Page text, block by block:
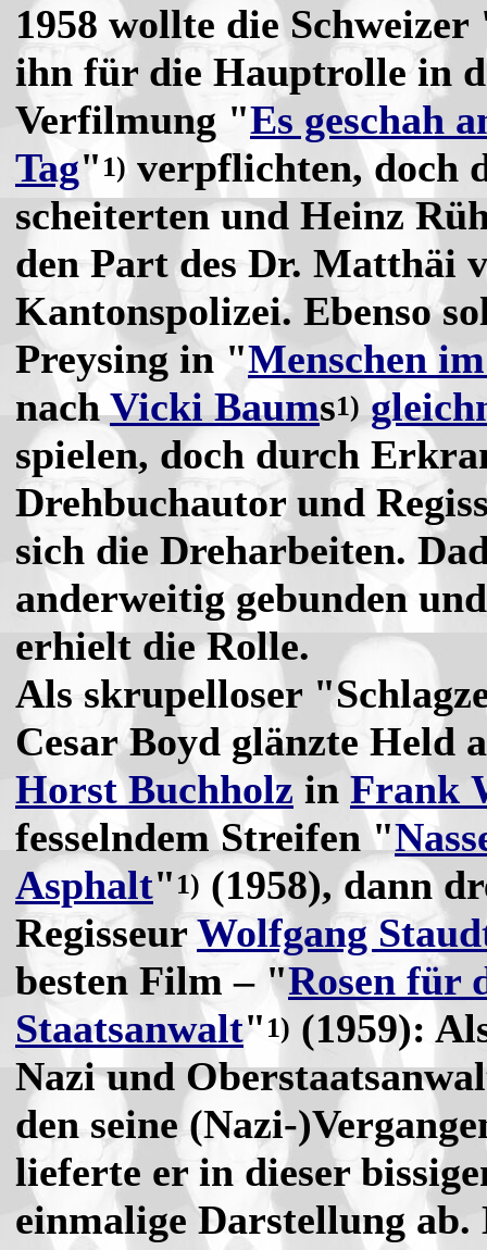
1958 wollte die Schweizer
ihn für die Hauptrolle in
Verfilmung "Es geschah
Tag" 1) verpflichten, doch
scheiterten und Heinz
den Part des Dr. Matthäi
Kantonspolizei. Ebenso
Preysing in "Menschen
nachVicki Baums1)
spielen, doch durch
Drehbuchautor und
sich die Dreharbeiten.
anderweitig gebunden
erhielt die Rolle.
Als skrupelloser
Cesar Boyd glänzte Held
Horst Buchholz in Frank
fesselndem Streifen "
Asphalt" 1) (1958), dann
Regisseur Wolfgang
besten Film – "Rosen für
Staatsanwalt" 1) (1959):
Nazi und
den seine (Nazi-
lieferte er in dieser
einmalige Darstellung ab.